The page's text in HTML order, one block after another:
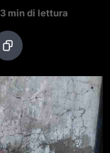
3 min di lettura